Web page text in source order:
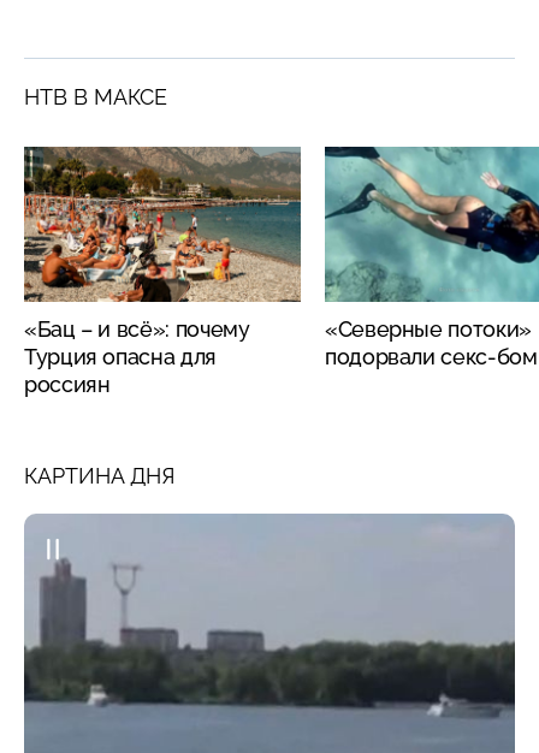
НТВ В МАКСЕ
«Бац – и всё»: почему
Турция опасна для
россиян
«Северные потоки»
подорвали секс-
КАРТИНА ДНЯ